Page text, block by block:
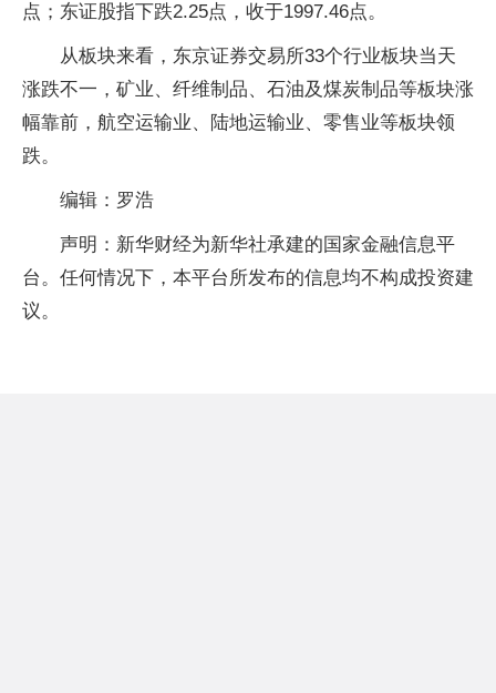
点；东证股指下跌2.25点，收于1997.46点。
从板块来看，东京证券交易所33个行业板块当天
涨跌不一，矿业、纤维制品、石油及煤炭制品等板块涨
幅靠前，航空运输业、陆地运输业、零售业等板块领
跌。
编辑：罗浩
声明：新华财经为新华社承建的国家金融信息平
台。任何情况下，本平台所发布的信息均不构成投资建
议。